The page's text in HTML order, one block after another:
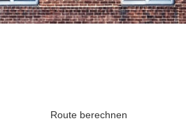
Route berechnen